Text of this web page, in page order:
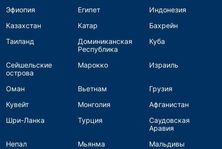
Эфиопия
Египет
Индонезия
Казахстан
Катар
Бахрейн
Таиланд
Доминиканская
Республика
Куба
Сейшельские
острова
Марокко Израиль
Оман Вьетнам
Грузия
Кувейт
Монголия
Афганистан
Шри-Ланка
Турция
Саудовская
Аравия
Непал
Мьянма
Мальдивы